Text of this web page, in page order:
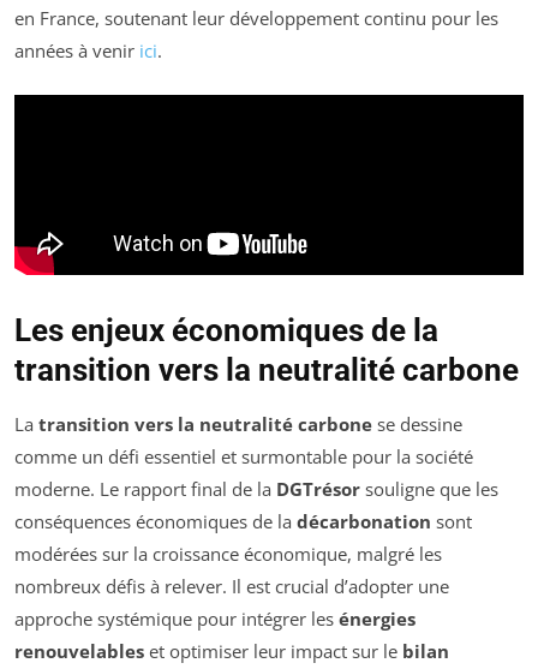
en France, soutenant leur développement continu pour les
années à venir ici.
Les enjeux économiques de la
transition vers la neutralité carbone
La transition vers la neutralité carbone se dessine
comme un défi essentiel et surmontable pour la société
moderne. Le rapport final de la DGTrésor souligne que les
conséquences économiques de la décarbonation sont
modérées sur la croissance économique, malgré les
nombreux défis à relever. Il est crucial d’adopter une
approche systémique pour intégrer les énergies
renouvelables et optimiser leur impact sur le bilan